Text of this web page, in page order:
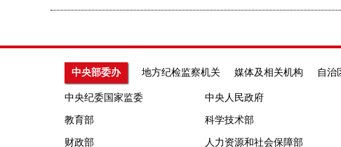
中央部委办 地方纪检监察机关 媒体及相关机构 自治
中央纪委国家监委 中央人民政府
教育部 科学技术部
财政部 人力资源和社会保障部